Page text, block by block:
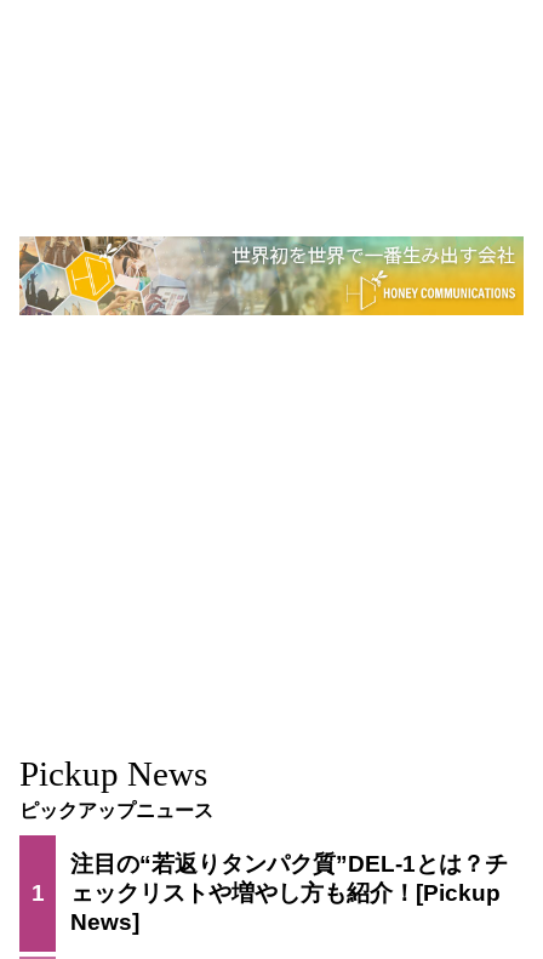
Pickup News
ピックアップニュース
1
注目の“若返りタンパク質”DEL-1とは？チ
ェックリストや増やし方も紹介！